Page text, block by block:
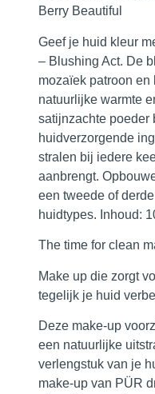
Berry Beautiful
Geef je huid kleur
– Blushing Act. De
mozaïek patroon en
natuurlijke warmte
satijnzachte poeder
huidverzorgende
stralen bij iedere
aanbrengt.
een tweede of
huidtypes. Inhoud:
The time for clean
Make up die zorgt
tegelijk je huid
Deze make-up
een natuurlijke
verlengstuk van je
make-up van PÜR